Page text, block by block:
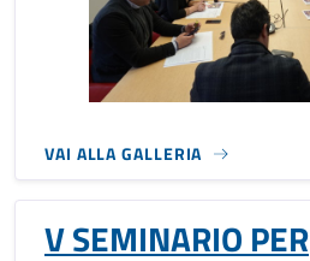
VAI ALLA GALLERIA
V SEMINARIO PER